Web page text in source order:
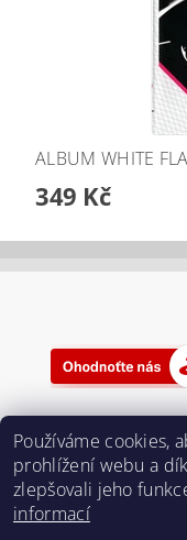
ALBUM WHITE
349 Kč
Používáme cookies,
prohlížení webu a
zlepšovali jeho
informací